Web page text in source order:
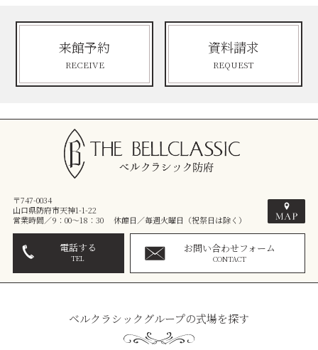
来館予約
RECEIVE
資料請求
REQUEST
〒747-0034
山口県防府市天神1-1-22
営業時間／9：00～18：30 休館日／毎週火曜日（祝祭日は除く）
電話する
TEL
お問い合わせフォーム
CONTACT
ベルクラシックグループの式場を探す